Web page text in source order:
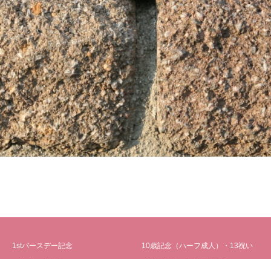
1stバースデー記念 10歳記念（ハーフ成人）・13祝い